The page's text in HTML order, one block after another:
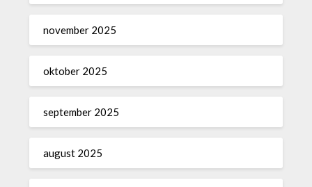
november 2025
oktober 2025
september 2025
august 2025